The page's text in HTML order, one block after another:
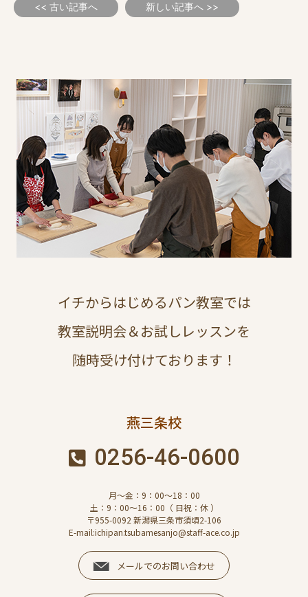
<< 古い記事へ 新しい記事へ >>
イチからはじめるパン教室では
教室説明会＆お試しレッスンを
随時受け付けております！
燕三条校
0256-46-0600
月～金：9：00～18：00
土：9：00～16：00（ 日祝：休 ）
〒955-0092 新潟県三条市須頃2-106
E-mail:ichipan.tsubamesanjo@staff-ace.co.jp
メールでのお問い合わせ